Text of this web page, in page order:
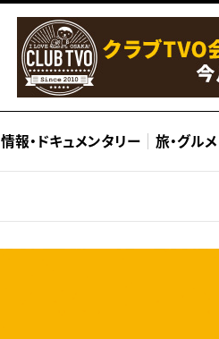
情報・ ドキュメンタリー 旅・グルメ